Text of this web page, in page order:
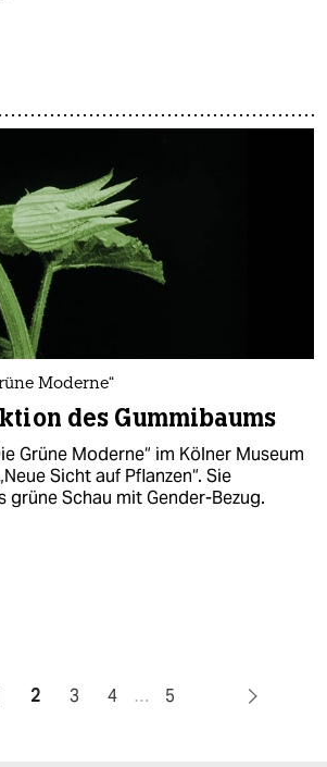
Moderne“
des Gummibaums
Grüne Moderne“ im Kölner Museum
Sicht auf Pflanzen“. Sie
grüne Schau mit Gender-Bezug.
2 3 4 … 5